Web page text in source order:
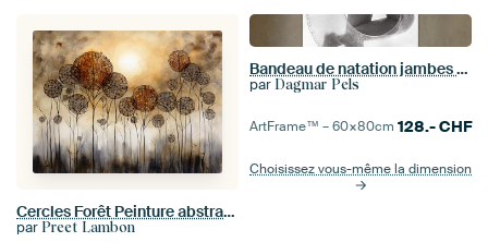
Cercles Forêt Peinture abstraite
par Preet Lambon
Bandeau de natation jambes d'été noir et blanc
par Dagmar Pels
ArtFrame™ –60×80cm 128.-CHF
Choisissez vous-même la dimension